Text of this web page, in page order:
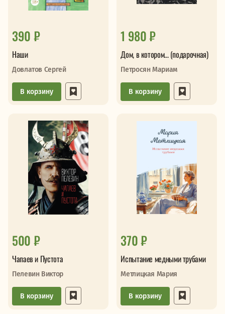
390 ₽
Наши
Довлатов Сергей
В корзину
1 980 ₽
Дом, в котором... (подарочная)
Петросян Мариам
В корзину
500 ₽
Чапаев и Пустота
Пелевин Виктор
В корзину
370 ₽
Испытание медными трубами
Метлицкая Мария
В корзину